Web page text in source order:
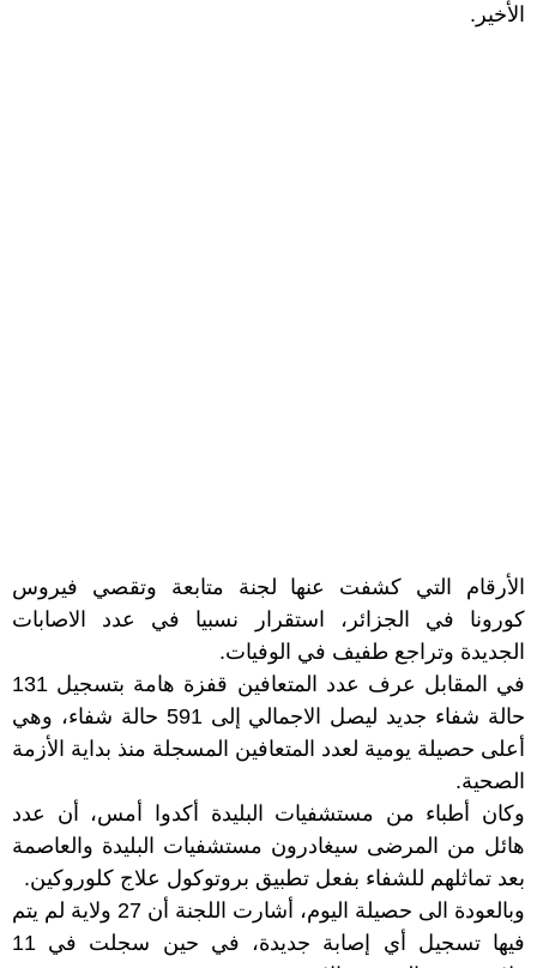
الأخير.
الأرقام التي كشفت عنها لجنة متابعة وتقصي فيروس
كورونا في الجزائر، استقرار نسبيا في عدد الاصابات
الجديدة وتراجع طفيف في الوفيات.
في المقابل عرف عدد المتعافين قفزة هامة بتسجيل 131
حالة شفاء جديد ليصل الاجمالي إلى 591 حالة شفاء، وهي
أعلى حصيلة يومية لعدد المتعافين المسجلة منذ بداية الأزمة
الصحية.
وكان أطباء من مستشفيات البليدة أكدوا أمس، أن عدد
هائل من المرضى سيغادرون مستشفيات البليدة والعاصمة
بعد تماثلهم للشفاء بفعل تطبيق بروتوكول علاج كلوروكين.
وبالعودة الى حصيلة اليوم، أشارت اللجنة أن 27 ولاية لم يتم
فيها تسجيل أي إصابة جديدة، في حين سجلت في 11